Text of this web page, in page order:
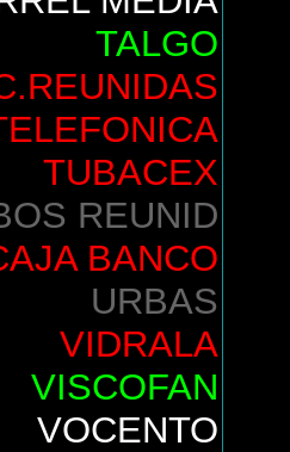
TALGO
TUBACEX
REUNID
BANCO
URBAS
VIDRALA
VISCOFAN
VOCENTO